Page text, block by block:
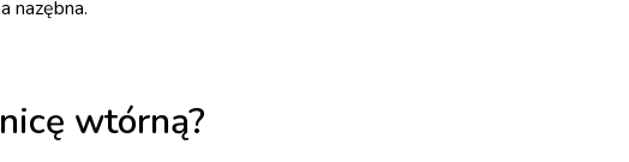
nazębna.
wtórną?